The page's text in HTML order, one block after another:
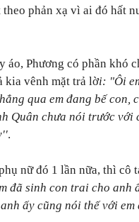
phản xạ vì ai đó hất
áo, Phương có phần khó
kia vênh mặt trả lời: "Ôi
qua em đang bế con,
Quân chưa nói trước với
.
nữ đó 1 lần nữa, thì cô
đã sinh con trai cho anh
ấy cũng nói thế với em